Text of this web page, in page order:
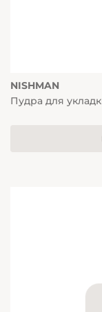
NISHMAN
Пудра для